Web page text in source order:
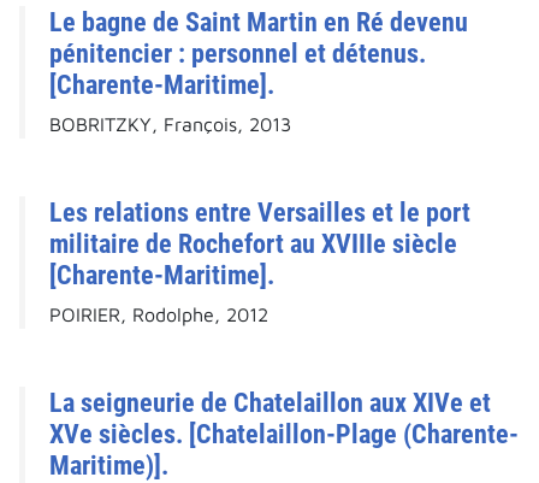
Le bagne de Saint Martin en Ré devenu
pénitencier : personnel et détenus.
[Charente-Maritime].
BOBRITZKY, François, 2013
Les relations entre Versailles et le port
militaire de Rochefort au XVIIIe siècle
[Charente-Maritime].
POIRIER, Rodolphe, 2012
La seigneurie de Chatelaillon aux XIVe et
XVe siècles. [Chatelaillon-Plage (Charente-
Maritime)].